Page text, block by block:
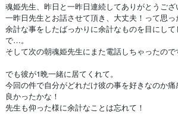
魂姫先生、昨日と一昨日連続してありがとうござ
一昨日先生とお話させて頂き、大丈夫！って思
余計な事をしたばっかりに余計なものを目にし
で…。
そして次の朝魂姫先生にまた電話しちゃったので
でも彼が1晩一緒に居てくれて。
今回の件で自分がどれだけ彼の事を好きなのか痛
良かったかな！
先生も仰った様に余計なことは忘れて！